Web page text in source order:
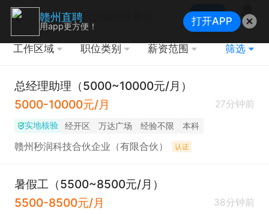
搜索
地图
工作区域 职位类别 薪资范围 筛选
总经理助理（5000~10000元/月）
5000-10000元/月
27分钟前
实地核验 经开区 万达广场 经验不限 本科
赣州秒润科技合伙企业（有限合伙） 认证
暑假工（5500~8500元/月）
5500-8500元/月
38分钟前
赣州直聘
用app更方便！ 打开APP